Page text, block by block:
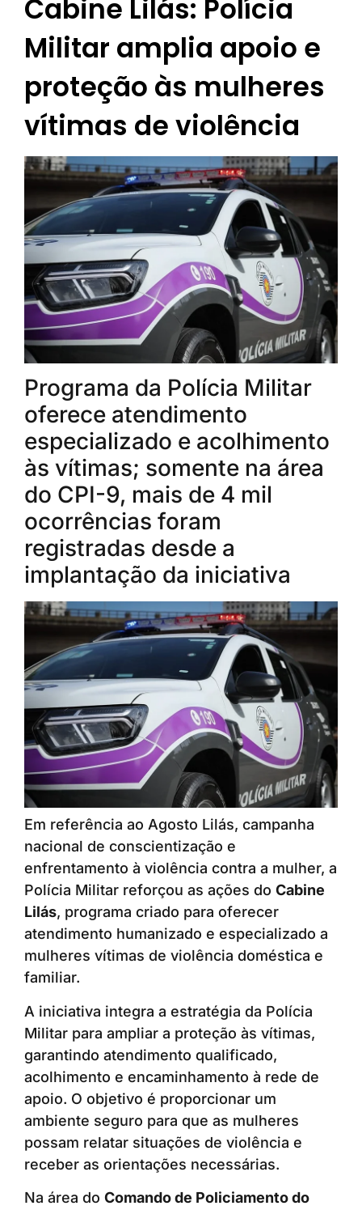
Cabine Lilás: Polícia
Militar amplia apoio e
proteção às mulheres
vítimas de violência
Programa da Polícia Militar
oferece atendimento
especializado e acolhimento
às vítimas; somente na área
do CPI-9, mais de 4 mil
ocorrências foram
registradas desde a
implantação da iniciativa
Em referência ao Agosto Lilás, campanha
nacional de conscientização e
enfrentamento à violência contra a mulher, a
Polícia Militar reforçou as ações do Cabine
Lilás, programa criado para oferecer
atendimento humanizado e especializado a
mulheres vítimas de violência doméstica e
familiar.
A iniciativa integra a estratégia da Polícia
Militar para ampliar a proteção às vítimas,
garantindo atendimento qualificado,
acolhimento e encaminhamento à rede de
apoio. O objetivo é proporcionar um
ambiente seguro para que as mulheres
possam relatar situações de violência e
receber as orientações necessárias.
Na área do Comando de Policiamento do